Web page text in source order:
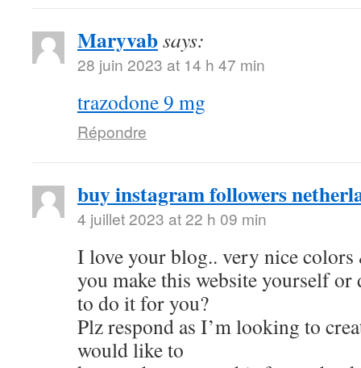
Maryvabsays:
28 juin 2023 at 14 h 47 min
trazodone 9 mg
Répondre
buy instagram followers
4 juillet 2023 at 22 h 09 min
I love your blog.. very nice
you make this website yourself or
to do it for you?
Plz respond as I’m looking to
would like to